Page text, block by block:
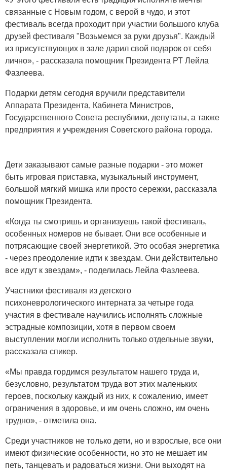
связанные с Новым годом, с верой в чудо, и этот
фестиваль всегда проходит при участии большого клуба
друзей фестиваля "Возьмемся за руки друзья". Каждый
из присутствующих в зале дарил свой подарок от себя
лично», - рассказала помощник Президента РТ Лейла
Фазлеева.
Подарки детям сегодня вручили представители
Аппарата Президента, Кабинета Министров,
Государственного Совета республики, депутаты, а также
предприятия и учреждения Советского района города.
Дети заказывают самые разные подарки - это может
быть игровая приставка, музыкальный инструмент,
большой мягкий мишка или просто сережки, рассказала
помощник Президента.
«Когда ты смотришь и организуешь такой фестиваль,
особенных номеров не бывает. Они все особенные и
потрясающие своей энергетикой. Это особая энергетика
- через преодоление идти к звездам. Они действительно
все идут к звездам», - поделилась Лейла Фазлеева.
Участники фестиваля из детского
психоневрологического интерната за четыре года
участия в фестивале научились исполнять сложные
эстрадные композиции, хотя в первом своем
выступлении могли исполнить только отдельные звуки,
рассказала спикер.
«Мы правда гордимся результатом нашего труда и,
безусловно, результатом труда вот этих маленьких
героев, поскольку каждый из них, к сожалению, имеет
ограничения в здоровье, и им очень сложно, им очень
трудно», - отметила она.
Среди участников не только дети, но и взрослые, все они
имеют физические особенности, но это не мешает им
петь, танцевать и радоваться жизни. Они выходят на